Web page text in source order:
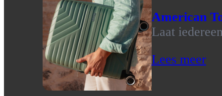
American
Laat
Lees meer